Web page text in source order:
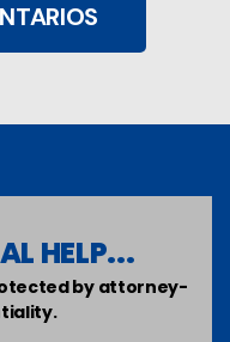
HELP...
by attorney-